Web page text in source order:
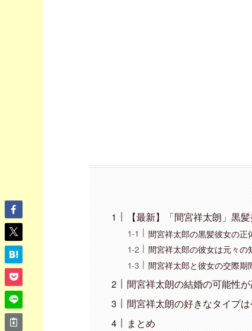
【最新】「間宮祥太朗」黒
間宮祥太郎の黒髪彼女の正
間宮祥太郎の彼女は元々
間宮祥太郎と彼女の交際期
間宮祥太朗の結婚の可能性が
間宮祥太朗の好きなタイプは
まとめ